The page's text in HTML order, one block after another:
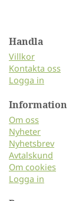
Handla
Villkor
Kontakta oss
Logga in
Information
Om oss
Nyheter
Nyhetsbrev
Avtalskund
Om cookies
Logga in